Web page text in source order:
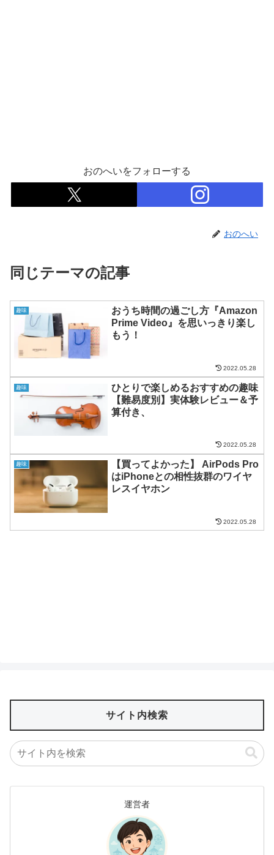
おのへいをフォローする
おのへい
同じテーマの記事
趣味
おうち時間の過ごし方『Amazon
Prime Video』を思いっきり楽し
もう！
2022.05.28
趣味
ひとりで楽しめるおすすめの趣味
【難易度別】実体験レビュー＆予
算付き、
2022.05.28
趣味
【買ってよかった】 AirPods Pro
はiPhoneとの相性抜群のワイヤ
レスイヤホン
2022.05.28
サイト内検索
運営者